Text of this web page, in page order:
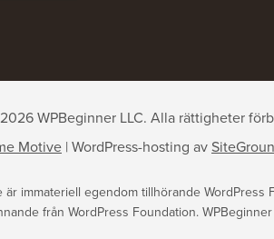
WPBeginner LLC. Alla rättigheter
Motive | WordPress-hosting av
är immateriell egendom tillhörande
från WordPress Foundation.